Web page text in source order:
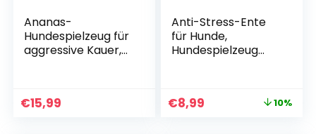
Ananas-
Hundespielzeug für
aggressive Kauer,
große Hunde –
€15,99
Anti-Stress-Ente
für Hunde,
Hundespielzeug
Kuscheltier für
€8,99 10%